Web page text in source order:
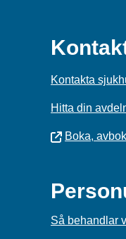
Kontakta
Hitta din
Boka,
Så behandlar